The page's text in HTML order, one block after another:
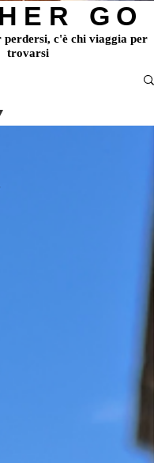
GO
perdersi, c'è chi viaggia per
trovarsi